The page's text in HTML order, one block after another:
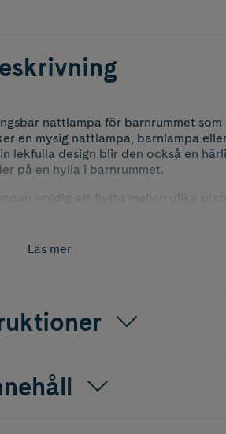
nattlampa för barnrummet
en mysig nattlampa, barnlampa
lekfulla design blir den också en
på en hylla i barnrummet.
smidig att flytta mellan olika
Läs mer